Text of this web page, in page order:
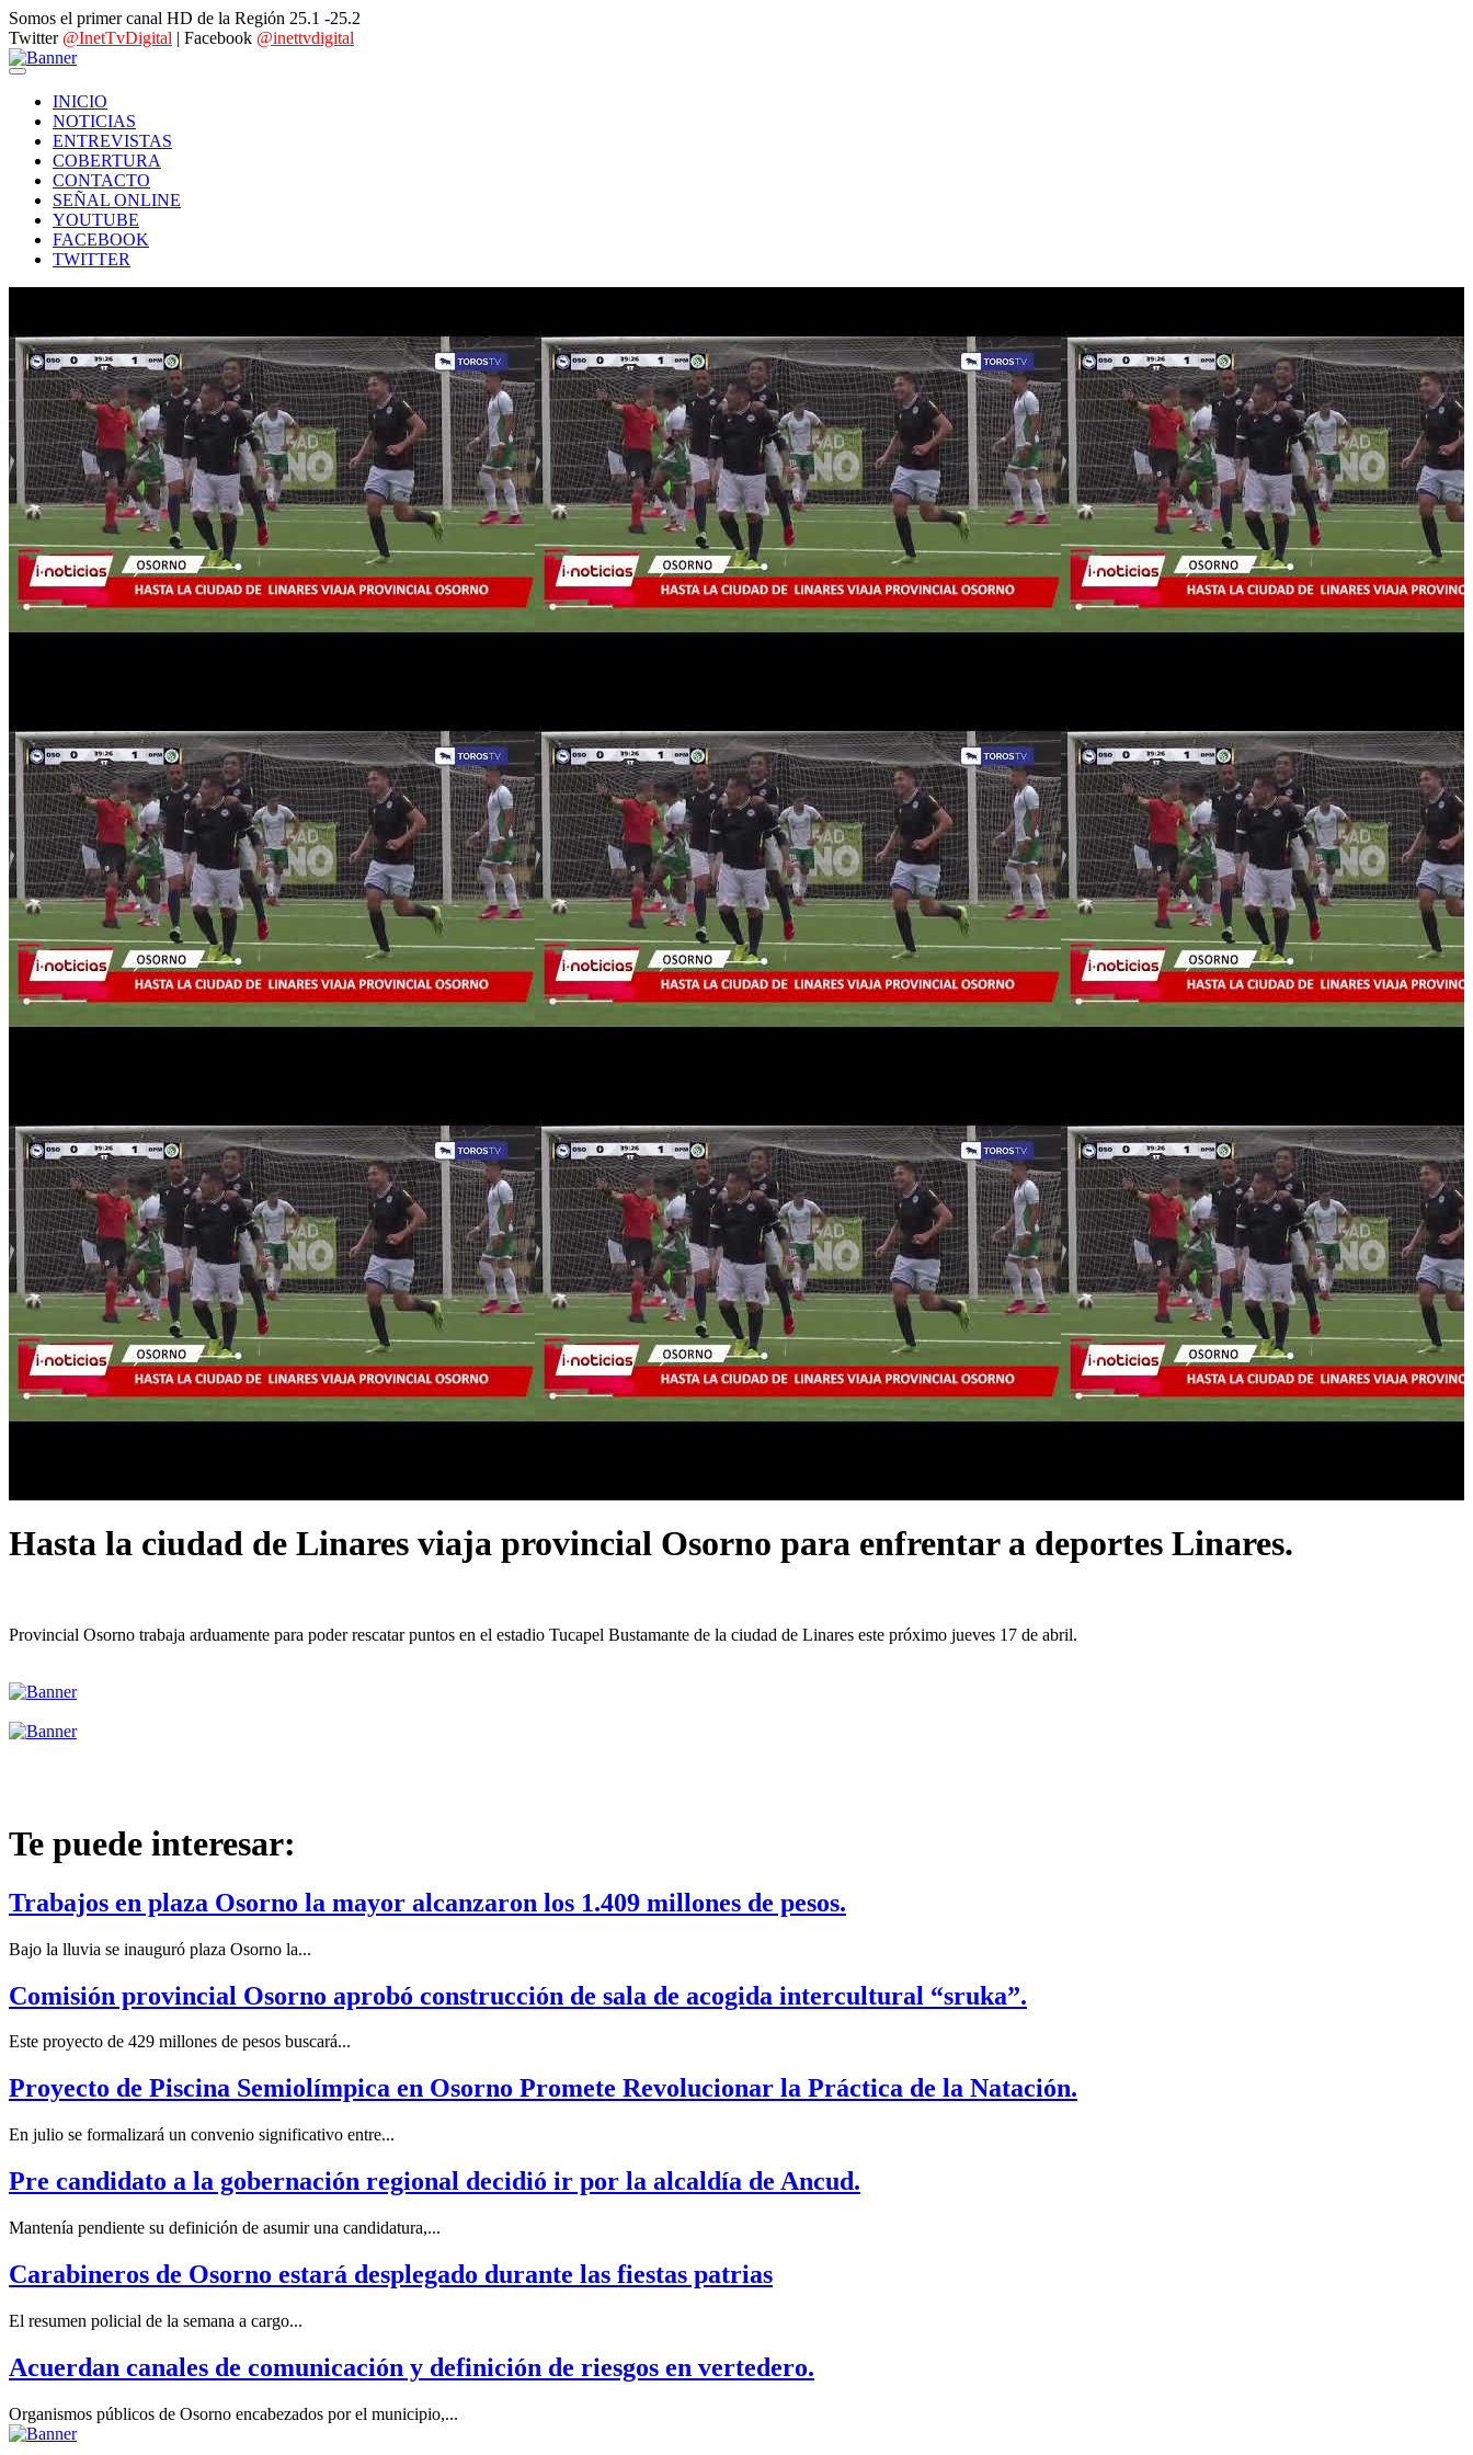
Somos el primer canal HD de la Región 25.1 -25.2
Twitter @InetTvDigital | Facebook @inettvdigital
INICIO
NOTICIAS
ENTREVISTAS
COBERTURA
CONTACTO
SEÑAL ONLINE
YOUTUBE
FACEBOOK
TWITTER
Hasta la ciudad de Linares viaja provincial Osorno para enfrentar a deportes Linares.
Provincial Osorno trabaja arduamente para poder rescatar puntos en el estadio Tucapel Bustamante de la ciudad de Linares este próximo jueves 17 de abril.
Te puede interesar:
Trabajos en plaza Osorno la mayor alcanzaron los 1.409 millones de pesos.
Bajo la lluvia se inauguró plaza Osorno la...
Comisión provincial Osorno aprobó construcción de sala de acogida intercultural “sruka”.
Este proyecto de 429 millones de pesos buscará...
Proyecto de Piscina Semiolímpica en Osorno Promete Revolucionar la Práctica de la Natación.
En julio se formalizará un convenio significativo entre...
Pre candidato a la gobernación regional decidió ir por la alcaldía de Ancud.
Mantenía pendiente su definición de asumir una candidatura,...
Carabineros de Osorno estará desplegado durante las fiestas patrias
El resumen policial de la semana a cargo...
Acuerdan canales de comunicación y definición de riesgos en vertedero.
Organismos públicos de Osorno encabezados por el municipio,...